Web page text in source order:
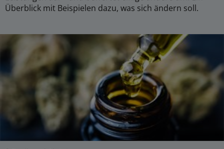
Überblick mit Beispielen dazu, was sich ändern soll.